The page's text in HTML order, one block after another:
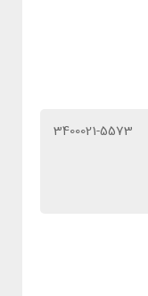
3400021-5573